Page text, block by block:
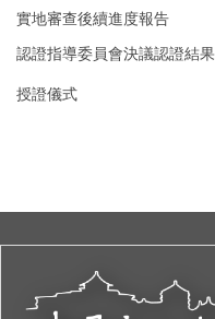
實地審查後續進度報告
認證指導委員會決議認證結果
授證儀式